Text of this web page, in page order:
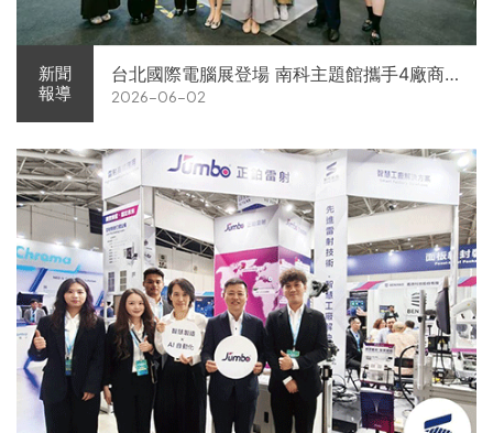
新聞
報導
台北國際電腦展登場 南科主題館攜手4廠商
展現AI供應鏈實力
2026-06-02